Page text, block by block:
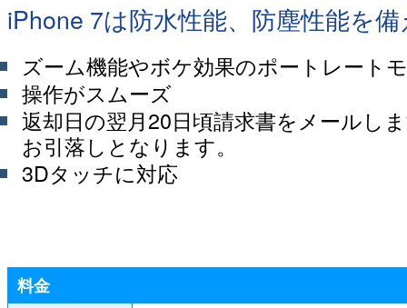
iPhone 7は防水性能、防塵性能を
ズーム機能やボケ効果のポートレート
操作がスムーズ
返却日の翌月20日頃請求書をメールし
お引落しとなります。
3Dタッチに対応
料金